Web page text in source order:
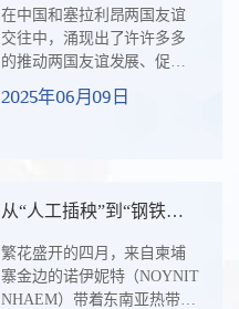
来自巴巴多斯、塞拉利昂、
保加利亚、泰国、尼日利亚
等13个国家，是来华参加应
发展中国家生态城市建设等
在中国和塞拉利昂两国友谊
交往中，涌现出了许许多多
的推动两国友谊发展、促进
两国文化交流的知华、爱华
人士。其中，曾任塞拉利昂
卓越的协调能力和深厚的文
化底蕴，在推动中塞文化交
流与合作的道路上留下了深
刻的足迹。威尔逊先生不仅
是一位杰出的外交官，更是
2025年06月09日
从“人工插秧”到“钢铁稻
繁花盛开的四月，来自柬埔
寨金边的诺伊妮特（NOYNIT
NHAEM）带着东南亚热带特